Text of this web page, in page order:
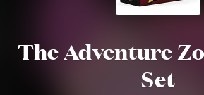
The Adventure
Set